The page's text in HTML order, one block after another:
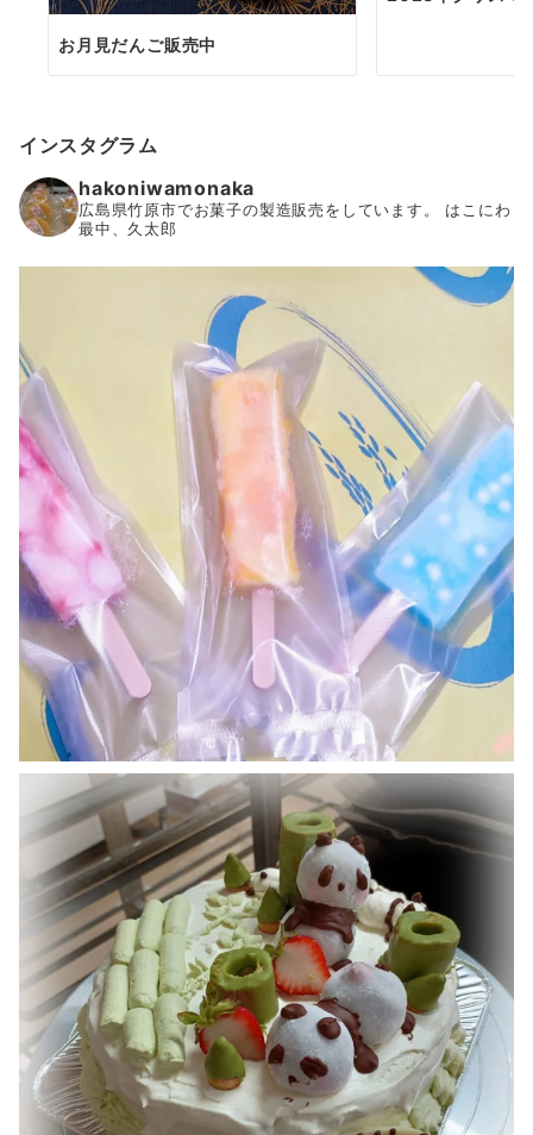
お月見だんご販売中
インスタグラム
hakoniwamonaka
広島県竹原市でお菓子の製造販売をしています。
はこにわ
最中、久太郎